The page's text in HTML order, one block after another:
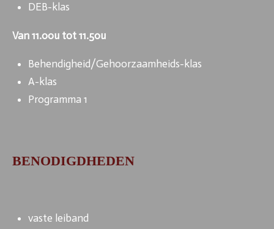
DEB-klas
Van 11.00u tot 11.50u
Behendigheid/Gehoorzaamheids-klas
A-klas
Programma 1
BENODIGDHEDEN
vaste leiband